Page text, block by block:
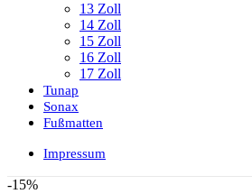
13 Zoll
14 Zoll
15 Zoll
16 Zoll
17 Zoll
Tunap
Sonax
Fußmatten
Impressum
-15%